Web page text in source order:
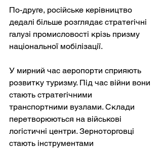
По-друге, російське керівництво
дедалі більше розглядає стратегічні
галузі промисловості крізь призму
національної мобілізації.
У мирний час аеропорти сприяють
розвитку туризму. Під час війни вони
стають стратегічними
транспортними вузлами. Склади
перетворюються на військові
логістичні центри. Зерноторговці
стають інструментами